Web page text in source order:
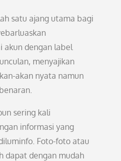
satu ajang utama bagi
akun dengan label
menyajikan
akan nyata namun
sering kali
informasi yang
Foto-foto atau
dapat dengan mudah